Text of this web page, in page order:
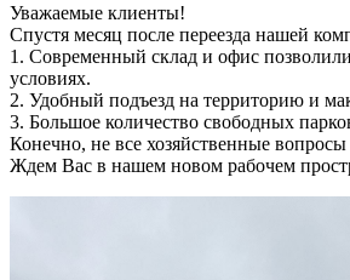
Уважаемые клиенты!
Спустя месяц после переезда нашей
1. Современный склад и офис
условиях.
2. Удобный подъезд на территорию и
3. Большое количество свободных
Конечно, не все хозяйственные
Ждем Вас в нашем новом рабочем